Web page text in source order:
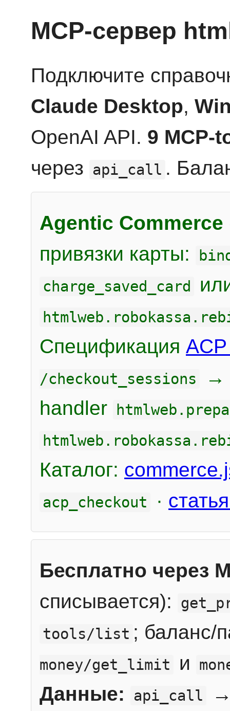
MCP-сервер
Подключите
Claude Desktop,
OpenAI API. 9 MCP-
через api_call .
Agentic Commerce
привязки карты:
charge_saved_card
Спецификация
/checkout_sessions
handler
Каталог:
acp_checkout ·
Бесплатно через
списывается):
tools/list ; баланс/
money/get_limit и
Данные: api_call